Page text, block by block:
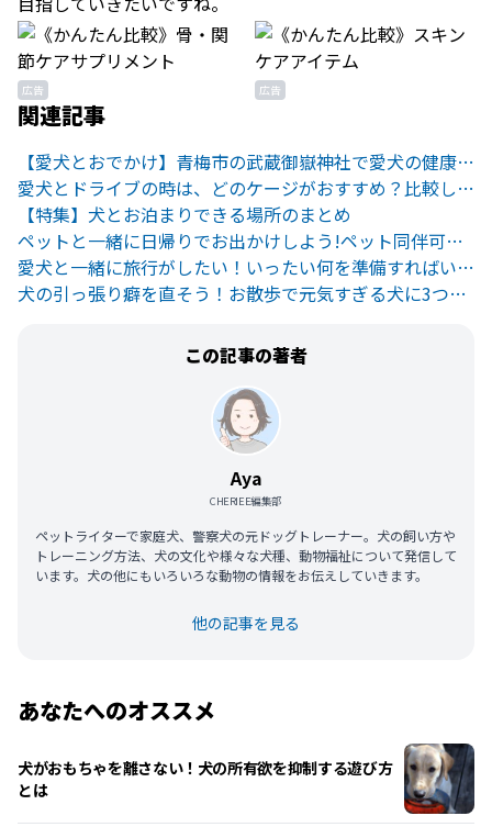
広告 広告
関連記事
【愛犬とおでかけ】青梅市の武蔵御嶽神社で愛犬の健康祈願
愛犬とドライブの時は、どのケージがおすすめ？比較してみた。
【特集】犬とお泊まりできる場所のまとめ
ペットと一緒に日帰りでお出かけしよう!ペット同伴可の旅行先まとめ
愛犬と一緒に旅行がしたい！いったい何を準備すればいいの？
犬の引っ張り癖を直そう！お散歩で元気すぎる犬に3つのアプローチ
この記事の著者
Aya
CHERIEE編集部
ペットライターで家庭犬、警察犬の元ドッグトレーナー。犬の飼い方や
トレーニング方法、犬の文化や様々な犬種、動物福祉について発信して
います。犬の他にもいろいろな動物の情報をお伝えしていきます。
他の記事を見る
あなたへのオススメ
犬がおもちゃを離さない！犬の所有欲を抑制する遊び方
とは